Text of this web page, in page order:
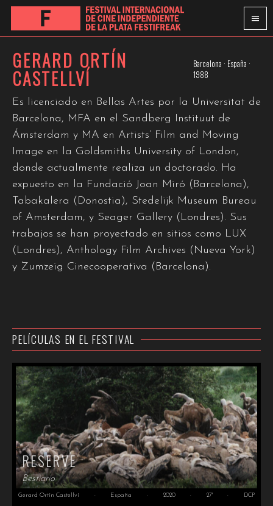
GERARD ORTÍN
CASTELLVÍ
Barcelona · España ·
1988
Es licenciado en Bellas Artes por la Universitat de
Barcelona, MFA en el Sandberg Instituut de
Ámsterdam y MA en Artists’ Film and Moving
Image en la Goldsmiths University of London,
donde actualmente realiza un doctorado. Ha
expuesto en la Fundació Joan Miró (Barcelona),
Tabakalera (Donostia), Stedelijk Museum Bureau
of Amsterdam, y Seager Gallery (Londres). Sus
trabajos se han proyectado en sitios como LUX
(Londres), Anthology Film Archives (Nueva York)
y Zumzeig Cinecooperativa (Barcelona).
PELÍCULAS EN EL FESTIVAL
RESERVE
Bestiario
Gerard Ortín Castellví · España · 2020 · 27' · DCP